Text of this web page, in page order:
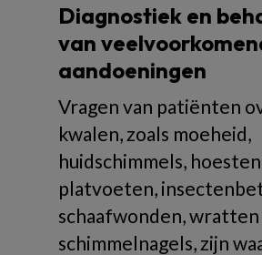
Diagnostiek en
van
aandoeningen
Vragen van patiënten
kwalen, zoals moeheid,
huidschimmels,
platvoeten,
schaafwonden,
schimmelnagels, zijn